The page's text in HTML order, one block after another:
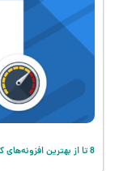
8 تا از بهترین افزونه‌های کش وردپرس در سال 2023